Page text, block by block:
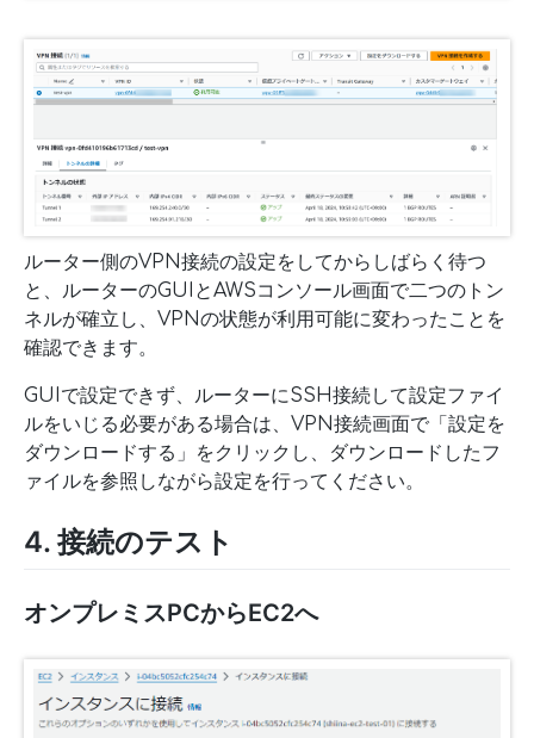
ルーター側のVPN接続の設定をしてからしばらく待つ
と、ルーターのGUIとAWSコンソール画面で二つのトン
ネルが確立し、VPNの状態が利用可能に変わったことを
確認できます。
GUIで設定できず、ルーターにSSH接続して設定ファイ
ルをいじる必要がある場合は、VPN接続画面で「設定を
ダウンロードする」をクリックし、ダウンロードしたフ
ァイルを参照しながら設定を行ってください。
4. 接続のテスト
オンプレミスPCからEC2へ